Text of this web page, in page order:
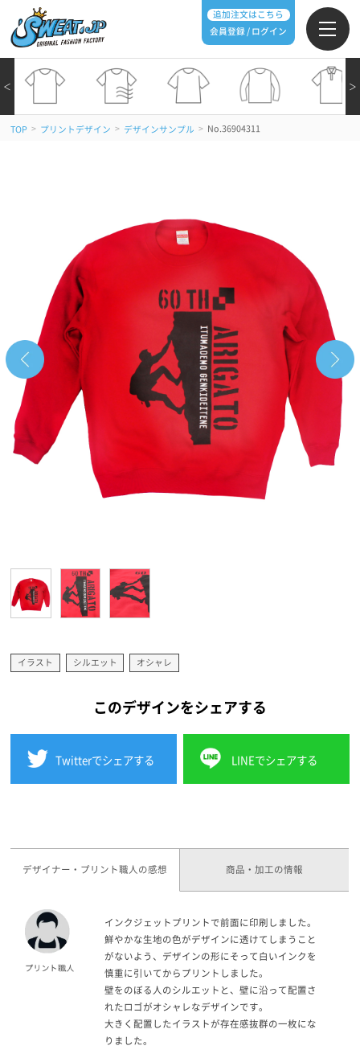
追加注文はこちら
会員登録 / ログイン
＞
＜
TOP > プリントデザイン > デザインサンプル > No.36904311
イラスト シルエット オシャレ
このデザインをシェアする
Twitterでシェアする LINEでシェアする
デザイナー・プリント職人の感想 商品・加工の情報
インクジェットプリントで前面に印刷しました。
鮮やかな生地の色がデザインに透けてしまうこと
がないよう、デザインの形にそって白いインクを
慎重に引いてからプリントしました。
壁をのぼる人のシルエットと、壁に沿って配置さ
れたロゴがオシャレなデザインです。
大きく配置したイラストが存在感抜群の一枚にな
りました。